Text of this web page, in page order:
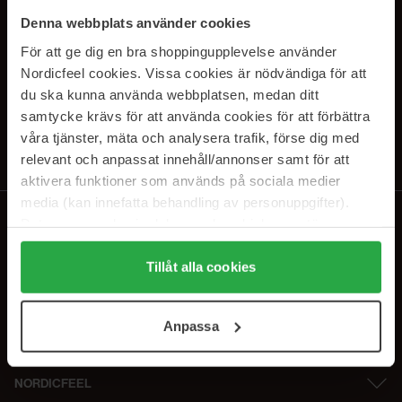
Denna webbplats använder cookies
För att ge dig en bra shoppingupplevelse använder
Nordicfeel cookies. Vissa cookies är nödvändiga för att
du ska kunna använda webbplatsen, medan ditt
samtycke krävs för att använda cookies för att förbättra
våra tjänster, mäta och analysera trafik, förse dig med
relevant och anpassat innehåll/annonser samt för att
aktivera funktioner som används på sociala medier
media (kan innefatta behandling av personuppgifter).
Genom att trycka på "Tillåt alla cookies" accepterar du
alla cookies, medan du under "Detaljer" kan anpassa
användningen av cookies. Du kan när som helst återkalla
samt vår Integritetspolicy.
Tillåt alla cookies
Anpassa
SUBSCRIBE TO OUR
NEWSLETTER
E-mail
Ved at abonnere accepterer du voresprivatlivspolitik. Afmeld til enhver
NORDICFEEL